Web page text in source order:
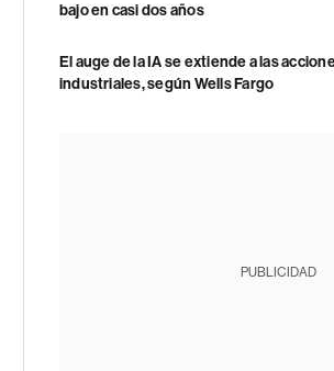
bajo en casi dos años
El auge de la IA se extiende a las
industriales, según Wells Fargo
PUBLICIDAD